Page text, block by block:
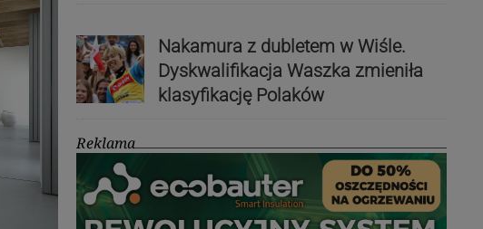
Nakamura z dubletem w Wiśle.
Dyskwalifikacja Waszka zmieniła
klasyfikację Polaków
Reklama